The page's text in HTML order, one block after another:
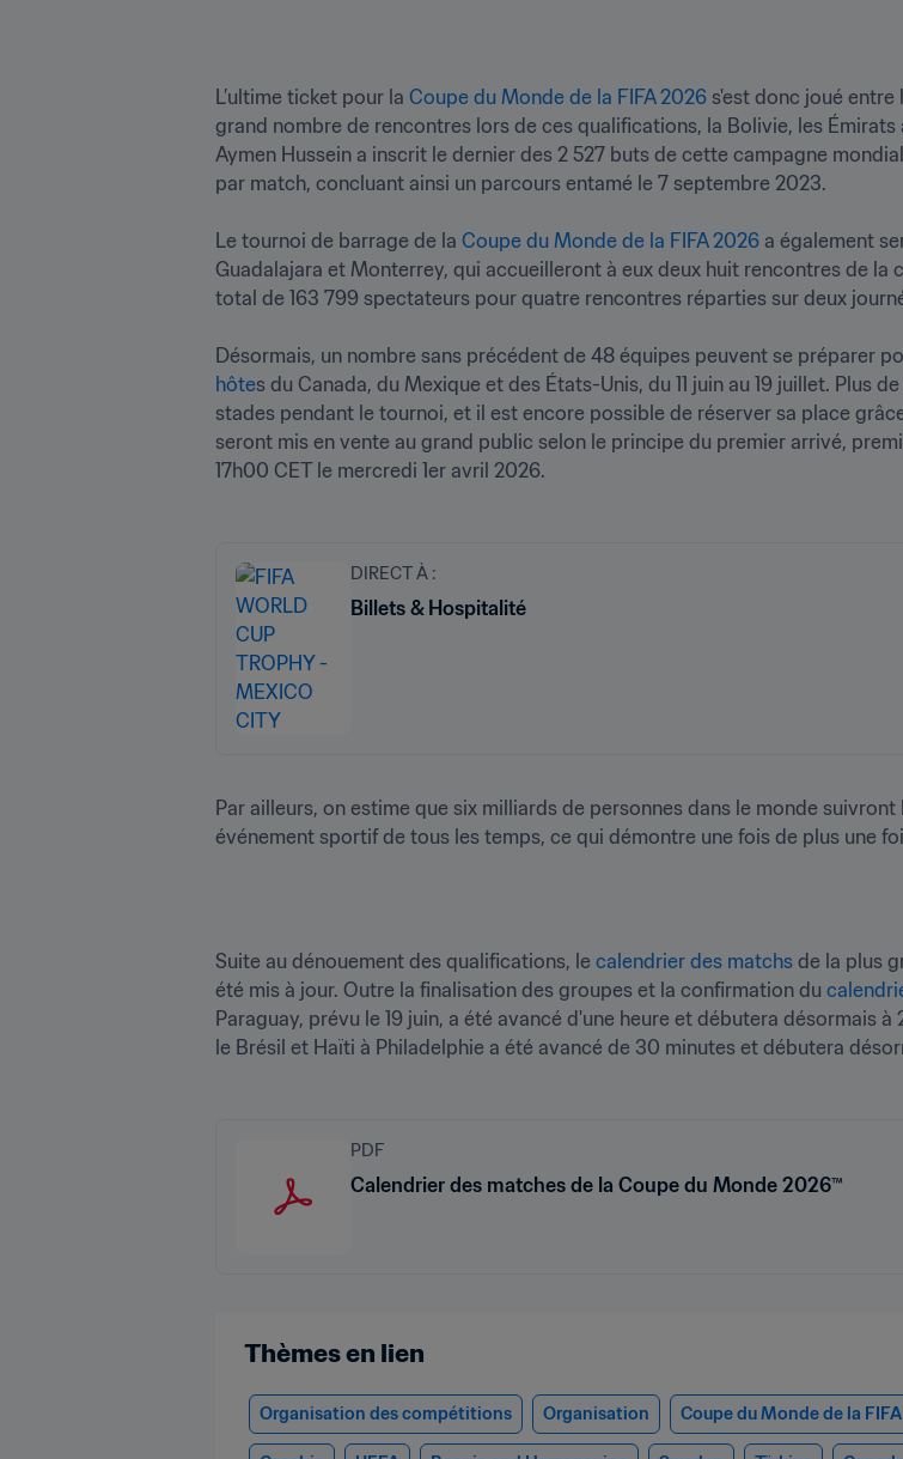
L’ultime ticket pour la Coupe du Monde de la FIFA 2026 s'est donc joué entre
grand nombre de rencontres lors de ces qualifications, la Bolivie, les
Aymen Hussein a inscrit le dernier des 2 527 buts de cette campagne
par match, concluant ainsi un parcours entamé le 7 septembre 2023.
Le tournoi de barrage de la Coupe du Monde de la FIFA 2026 a également
Guadalajara et Monterrey, qui accueilleront à eux deux huit rencontres de
total de 163 799 spectateurs pour quatre rencontres réparties sur deux
Désormais, un nombre sans précédent de 48 équipes peuvent se préparer
hôtes du Canada, du Mexique et des États-Unis, du 11 juin au 19 juillet. Plus
stades pendant le tournoi, et il est encore possible de réserver sa place
seront mis en vente au grand public selon le principe du premier arrivé,
17h00 CET le mercredi 1er avril 2026.
DIRECT À :
Billets & Hospitalité
Par ailleurs, on estime que six milliards de personnes dans le monde
événement sportif de tous les temps, ce qui démontre une fois de plus une
Suite au dénouement des qualifications, le calendrier des matchs de la plus
été mis à jour. Outre la finalisation des groupes et la confirmation du
Paraguay, prévu le 19 juin, a été avancé d'une heure et débutera désormais
le Brésil et Haïti à Philadelphie a été avancé de 30 minutes et débutera
PDF
Calendrier des matches de la Coupe du Monde 2026™
Thèmes en lien
Organisation des compétitions Organisation Coupe du Monde de la